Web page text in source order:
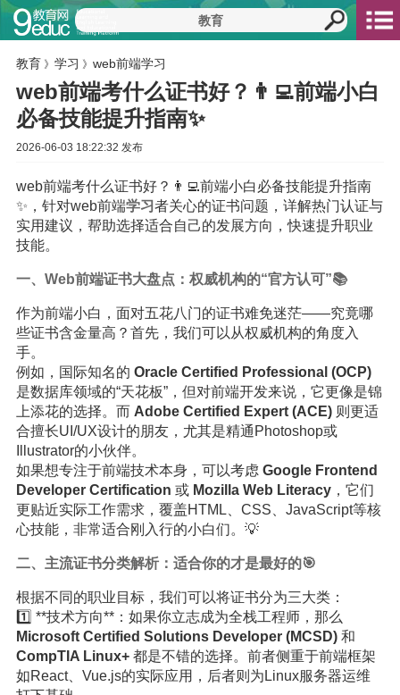
教育 》 学习 》 web前端学习
web前端考什么证书好？👨‍💻前端小白
必备技能提升指南✨
2026-06-03 18:22:32 发布
web前端考什么证书好？👨‍💻前端小白必备技能提升指南
✨，针对web前端学习者关心的证书问题，详解热门认证与
实用建议，帮助选择适合自己的发展方向，快速提升职业
技能。
一、Web前端证书大盘点：权威机构的“官方认可”📚
作为前端小白，面对五花八门的证书难免迷茫——究竟哪
些证书含金量高？首先，我们可以从权威机构的角度入
手。
例如，国际知名的 Oracle Certified Professional (OCP)
是数据库领域的“天花板”，但对前端开发来说，它更像是锦
上添花的选择。而 Adobe Certified Expert (ACE)则更适
合擅长UI/UX设计的朋友，尤其是精通Photoshop或
Illustrator的小伙伴。
如果想专注于前端技术本身，可以考虑 Google Frontend
Developer Certification 或 Mozilla Web Literacy，它们
更贴近实际工作需求，覆盖HTML、CSS、JavaScript等核
心技能，非常适合刚入行的小白们。💡
二、主流证书分类解析：适合你的才是最好的🎯
根据不同的职业目标，我们可以将证书分为三大类：
1️⃣ **技术方向**：如果你立志成为全栈工程师，那么
Microsoft Certified Solutions Developer (MCSD)和
CompTIA Linux+都是不错的选择。前者侧重于前端框架
如React、Vue.js的实际应用，后者则为Linux服务器运维